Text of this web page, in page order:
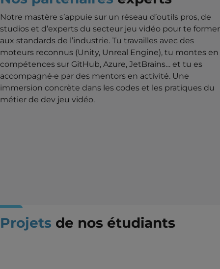
Notre mastère s’appuie sur un réseau d’outils pros, de
studios et d’experts du secteur jeu vidéo pour te former
aux standards de l’industrie. Tu travailles avec des
moteurs reconnus (Unity, Unreal Engine), tu montes en
compétences sur GitHub, Azure, JetBrains… et tu es
accompagné·e par des mentors en activité. Une
immersion concrète dans les codes et les pratiques du
métier de dev jeu vidéo.
Projets de nos étudiants